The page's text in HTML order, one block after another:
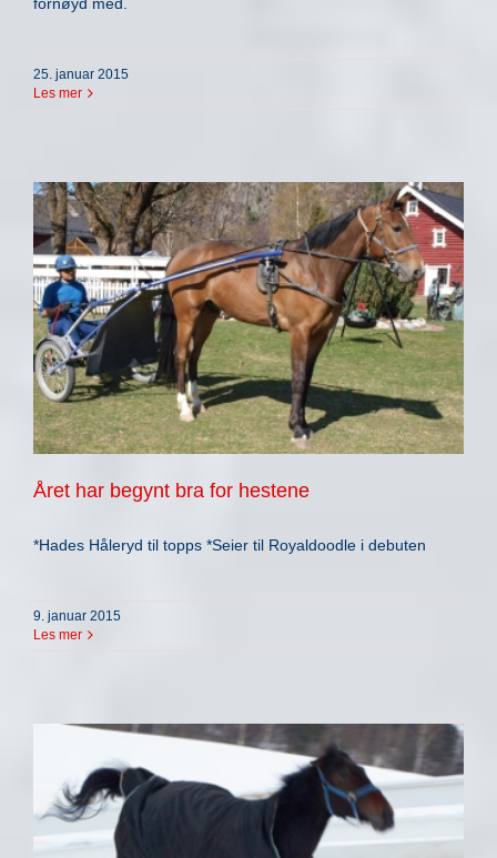
fornøyd med.
25. januar 2015
Les mer
Året har begynt bra for hestene
*Hades Håleryd til topps *Seier til Royaldoodle i debuten
9. januar 2015
Les mer